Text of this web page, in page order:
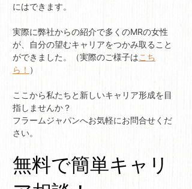
にはできます。
実際に弊社からの紹介で多くのMRの女性
が、自分の望むキャリアをつかみ取ること
ができました。（実際のご様子はこち
ら！ ）
ここから私たちと新しいキャリア形成を目
指しませんか？
フラームジャパンへお気軽にお問合せくだ
さい。